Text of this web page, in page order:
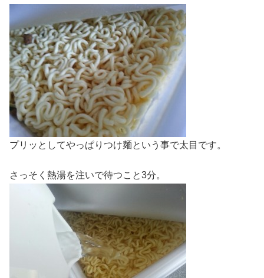
プリッとしてやっぱりつけ麺という事で太目です。
さっそく熱湯を注いで待つこと3分。